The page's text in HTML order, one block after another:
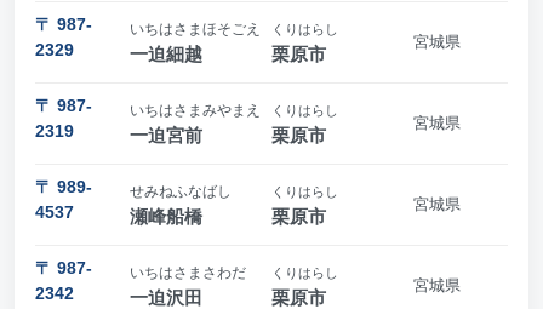
〒 987-
2329
いちはさまほそごえ
一迫細越
くりはらし
栗原市
宮城県
〒 987-
2319
いちはさまみやまえ
一迫宮前
くりはらし
栗原市
宮城県
〒 989-
4537
せみねふなばし
瀬峰船橋
くりはらし
栗原市
宮城県
〒 987-
2342
いちはさまさわだ
一迫沢田
くりはらし
栗原市
宮城県